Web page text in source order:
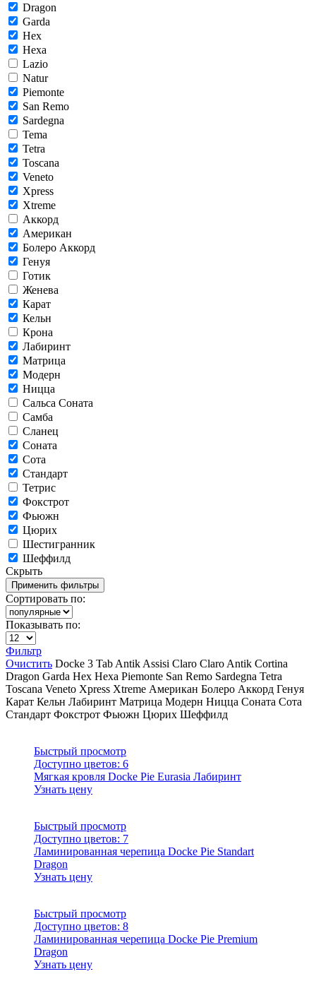
Dragon
Garda
Hex
Hexa
Lazio
Natur
Piemonte
San Remo
Sardegna
Tema
Tetra
Toscana
Veneto
Xpress
Xtreme
Аккорд
Американ
Болеро Аккорд
Генуя
Готик
Женева
Карат
Кельн
Крона
Лабиринт
Матрица
Модерн
Ницца
Сальса Соната
Самба
Сланец
Соната
Сота
Стандарт
Тетрис
Фокстрот
Фьюжн
Цюрих
Шестигранник
Шеффилд
Скрыть
Сортировать по:
Показывать по:
Фильтр
Очистить Docke 3 Tab Antik Assisi Claro Claro Antik Cortina
Dragon Garda Hex Hexa Piemonte San Remo Sardegna Tetra
Toscana Veneto Xpress Xtreme Американ Болеро Аккорд Генуя
Карат Кельн Лабиринт Матрица Модерн Ницца Соната Сота
Стандарт Фокстрот Фьюжн Цюрих Шеффилд
Быстрый просмотр
Доступно цветов: 6
Мягкая кровля Docke Pie Eurasia Лабиринт
Узнать цену
Быстрый просмотр
Доступно цветов: 7
Ламинированная черепица Docke Pie Standart
Dragon
Узнать цену
Быстрый просмотр
Доступно цветов: 8
Ламинированная черепица Docke Pie Premium
Dragon
Узнать цену